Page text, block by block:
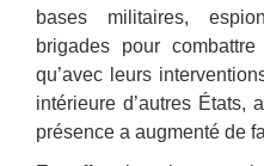
bases militaires,
brigades pour
qu’avec leurs
intérieure d’autres États,
présence a augmenté de